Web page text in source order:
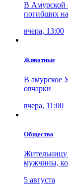
В Амурской
погибших
вчера, 13:00
Животные
В амурское
овчарки
вчера, 11:00
Общество
Жительницу
мужчины,
5 августа